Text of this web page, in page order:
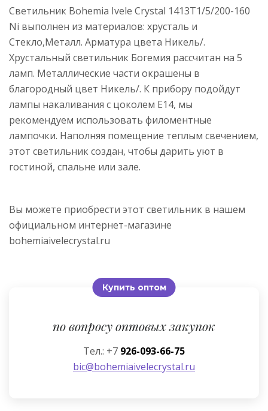
Светильник Bohemia Ivele Crystal 1413T1/5/200-160
Ni выполнен из материалов: хрусталь и
Стекло,Металл. Арматура цвета Никель/.
Хрустальный светильник Богемия рассчитан на 5
ламп. Металлические части окрашены в
благородный цвет Никель/. К прибору подойдут
лампы накаливания с цоколем E14, мы
рекомендуем использовать филоментные
лампочки. Наполняя помещение теплым свечением,
этот светильник создан, чтобы дарить уют в
гостиной, спальне или зале.
Вы можете приобрести этот светильник в нашем
официальном интернет-магазине
bohemiaivelecrystal.ru
Купить оптом
по вопросу оптовых закупок
Тел.: +7 926-093-66-75
bic@bohemiaivelecrystal.ru